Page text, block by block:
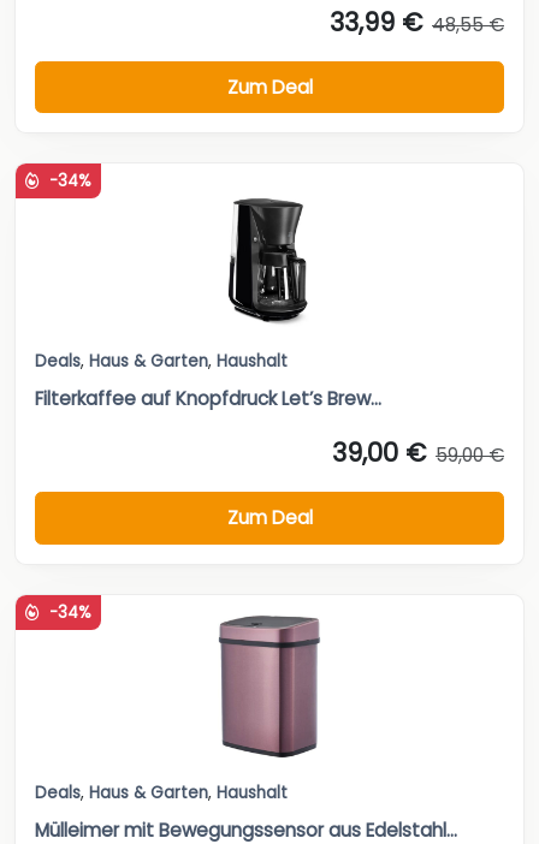
33,99 € 48,55 €
Zum Deal
-34%
Deals, Haus & Garten, Haushalt
Filterkaffee auf Knopfdruck Let’s Brew...
39,00 € 59,00 €
Zum Deal
-34%
Deals, Haus & Garten, Haushalt
Mülleimer mit Bewegungssensor aus Edelstahl...